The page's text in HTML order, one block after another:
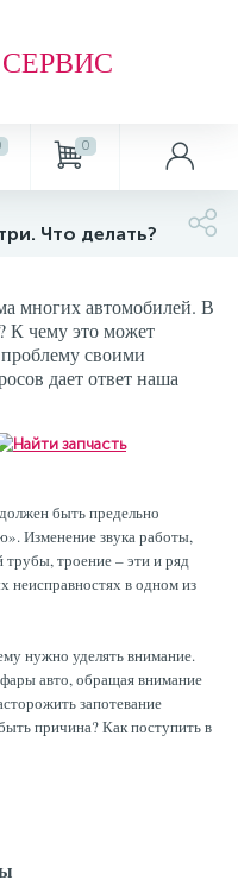
0
Что делать?
многих автомобилей. В
К чему это может
своими
дает ответ наша
быть предельно
Изменение звука работы,
троение – эти и ряд
неисправностях в одном из
нужно уделять внимание.
авто, обращая внимание
запотевание
причина? Как поступить в